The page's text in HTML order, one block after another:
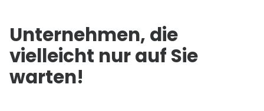
Unternehmen, die
vielleicht nur auf Sie
warten!